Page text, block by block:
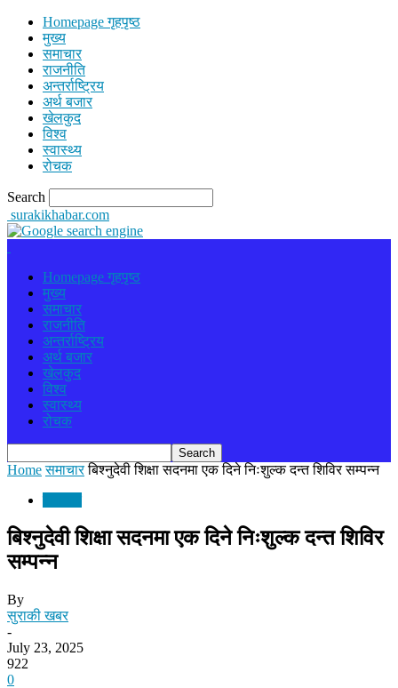
Homepage गृहपृष्ठ
मुख्य
समाचार
राजनीति
अन्तर्राष्ट्रिय
अर्थ बजार
खेलकुद
विश्व
स्वास्थ्य
रोचक
Search
surakikhabar.com
Homepage गृहपृष्ठ
मुख्य
समाचार
राजनीति
अन्तर्राष्ट्रिय
अर्थ बजार
खेलकुद
विश्व
स्वास्थ्य
रोचक
Home समाचार बिश्नुदेवी शिक्षा सदनमा एक दिने निःशुल्क दन्त शिविर सम्पन्न
बिश्नुदेवी शिक्षा सदनमा एक दिने निःशुल्क दन्त शिविर
सम्पन्न
By
सुराकी खबर
-
July 23, 2025
922
0